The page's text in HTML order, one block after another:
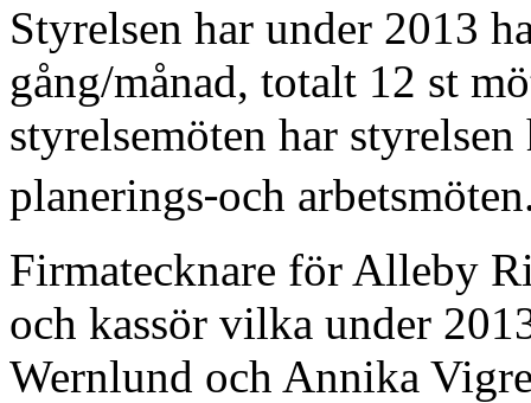
Styrelsen har under 2013
gång/månad, totalt 12 st
styrelsemöten har
planerings‐och
Firmatecknare för Alleby
och kassör vilka under
Wernlund och Annika